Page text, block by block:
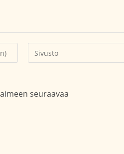
Kirjoita
sivustosi
(valinnainen)
seuraavaa